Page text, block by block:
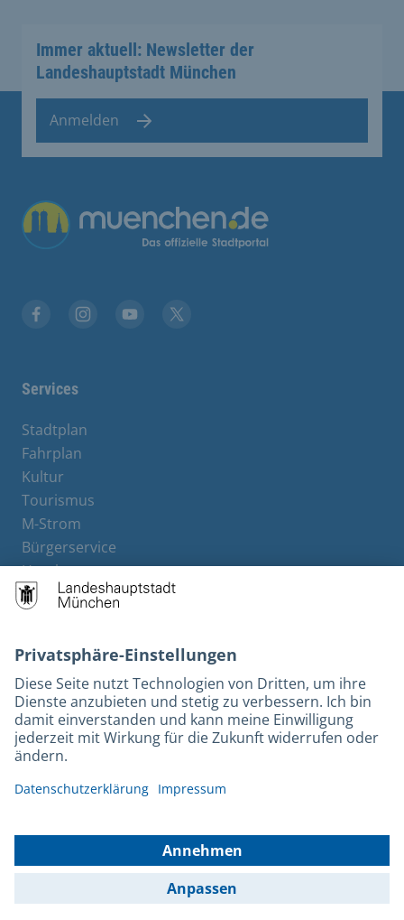
Immer aktuell: Newsletter der
Landeshauptstadt München
Anmelden
Services
Stadtplan
Fahrplan
Kultur
Tourismus
M-Strom
Bürgerservice
Hotels
Barrierefreiheit
Leichte Sprache
Gebärdensprache
Datenschutz
Impressum
© 2025 Portal München Betriebs GmbH & Co. KG - Ein Service der
Landeshauptstadt München und der Stadtwerke München GmbH